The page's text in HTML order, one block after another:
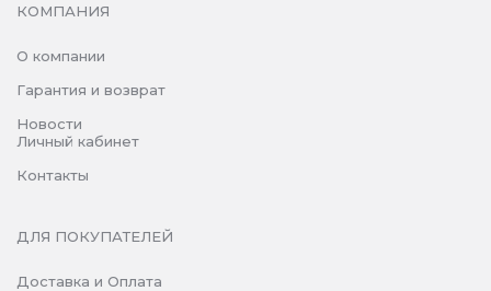
КОМПАНИЯ
О компании
Гарантия и возврат
Новости
Личный кабинет
Контакты
ДЛЯ ПОКУПАТЕЛЕЙ
Доставка и Оплата